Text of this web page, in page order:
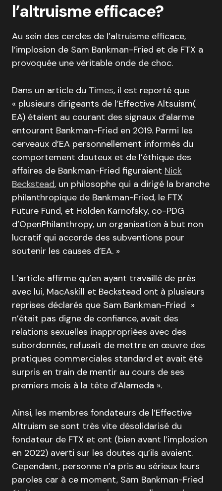
l’altruisme efficace?
Au sein des cercles de l’altruisme efficace,
l’implosion de Sam Bankman-Fried et de FTX a
provoquée une véritable onde de choc.
Dans un article du Times, il est reporté que
« plusieurs dirigeants de l’Effective Altsuism(
EA) étaient au courant des signaux d’alarme
entourant Bankman-Fried en 2019. Parmi les
cerveaux d’EA personnellement informés du
comportement douteux et de l’éthique des
affaires de Bankman-Fried figuraient Nick
Beckstead, un philosophe qui a dirigé la branche
philanthropique de Bankman-Fried, le FTX
Future Fund, et Holden Karnofsky, co-PDG
d’OpenPhilanthropy, un organisation à but non
lucratif qui accorde des subventions pour
soutenir les causes d’EA. »
L’article affirme qu’en ayant travaillé de près
avec lui, MacAskill et Beckstead ont à plusieurs
reprises déclarés que Sam Bankman-Fried »
n’était pas digne de confiance, avait des
relations sexuelles inappropriées avec des
subordonnés, refusait de mettre en œuvre des
pratiques commerciales standard et avait été
surpris en train de mentir au cours de ses
premiers mois à la tête d’Alameda ».
Ainsi, les membres fondateurs de l’Effective
Altruism se sont très vite désolidarisé du
fondateur de FTX et ont (bien avant l’implosion
en 2022) averti sur les doutes qu’ils avaient.
Cependant, personne n’a pris au sérieux leurs
paroles car à ce moment, Sam Bankman-Fried